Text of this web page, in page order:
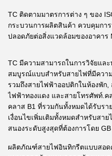
TC ติดตามมาตรการต่าง ๆ ของ
กระบวนการผลิตสินค้า ควบคุมกา
ปลอดภัยต่อสิ่งแวดล้อมของอาคาร
TC มีความสามารถในการวิจัยแ
สมบูรณ์แบบสําหรับสายไฟที่มีควา
รวมถึงสายไฟฟ้าออปติกในห้องพัก
ไฟฟ้าทองแดง และสายโทรศัพท์.ค
คลาส B1 ที่รวมกันทั้งหมดได้รับรา
เงื่อนไขเพิ่มเติมทั้งหมดสําหรับสา
สนองระดับสูงสุดที่ต้องการโดย GB
ผลิตภัณฑ์สายไฟอินทิกรีตแบบสอด